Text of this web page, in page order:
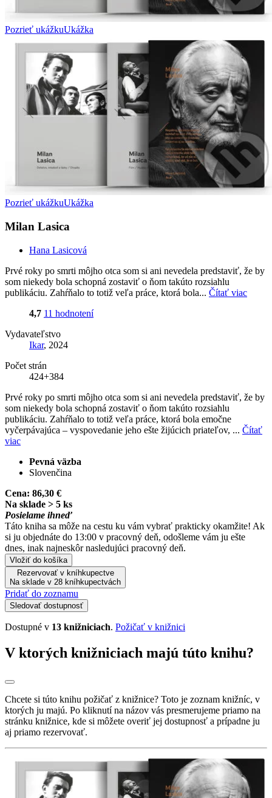
Pozrieť ukážkuUkážka
Pozrieť ukážkuUkážka
Milan Lasica
Hana Lasicová
Prvé roky po smrti môjho otca som si ani nevedela predstaviť, že by
som niekedy bola schopná zostaviť o ňom takúto rozsiahlu
publikáciu. Zahŕňalo to totiž veľa práce, ktorá bola... Čítať viac
4,7 11 hodnotení
Vydavateľstvo
Ikar, 2024
Počet strán
424+384
Prvé roky po smrti môjho otca som si ani nevedela predstaviť, že by
som niekedy bola schopná zostaviť o ňom takúto rozsiahlu
publikáciu. Zahŕňalo to totiž veľa práce, ktorá bola emočne
vyčerpávajúca – vyspovedanie jeho ešte žijúcich priateľov, ... Čítať
viac
Pevná väzba
Slovenčina
Cena: 86,30 €
Na sklade > 5 ks
Posielame ihneď
Táto kniha sa môže na cestu ku vám vybrať prakticky okamžite! Ak
si ju objednáte do 13:00 v pracovný deň, odošleme vám ju ešte
dnes, inak najneskôr nasledujúci pracovný deň.
Vložiť do košíka
Rezervovať v kníhkupectve
Na sklade v 28 kníhkupectvách
Pridať do zoznamu
Sledovať dostupnosť
Dostupné v 13 knižniciach. Požičať v knižnici
V ktorých knižniciach majú túto knihu?
Chcete si túto knihu požičať z knižnice? Toto je zoznam knižníc, v
ktorých ju majú. Po kliknutí na názov vás presmerujeme priamo na
stránku knižnice, kde si môžete overiť jej dostupnosť a prípadne ju
aj priamo rezervovať.